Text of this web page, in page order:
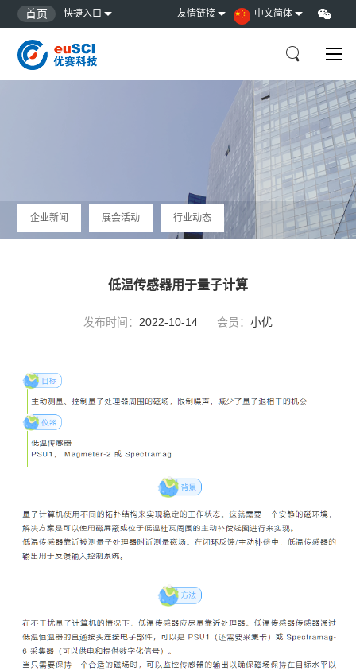
首页 快捷入口 友情链接 中文简体
企业新闻 展会活动 行业动态
低温传感器用于量子计算
发布时间： 2022-10-14 会员： 小优